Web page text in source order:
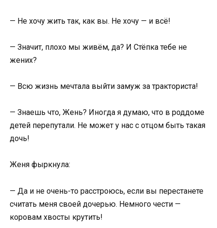
— Не хочу жить так, как вы. Не хочу — и всё!
— Значит, плохо мы живём, да? И Стёпка тебе не
жених?
— Всю жизнь мечтала выйти замуж за тракториста!
— Знаешь что, Жень? Иногда я думаю, что в роддоме
детей перепутали. Не может у нас с отцом быть такая
дочь!
Женя фыркнула:
— Да и не очень-то расстроюсь, если вы перестанете
считать меня своей дочерью. Немного чести —
коровам хвосты крутить!